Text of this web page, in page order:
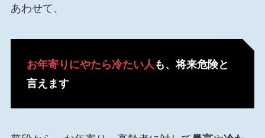
あわせて、
お年寄りにやたら冷たい人 も、将来危険と
言えます